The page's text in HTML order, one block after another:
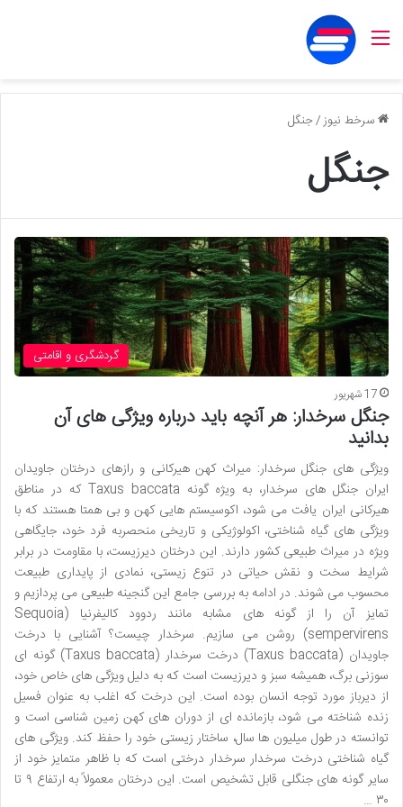
منو
سرخط نیوز/جنگل
جنگل
گردشگری و اقامتی
17 شهریور
جنگل سرخدار: هر آنچه باید درباره ویژگی های آن
بدانید
ویژگی های جنگل سرخدار: میراث کهن هیرکانی و رازهای درختان جاویدان
ایران جنگل های سرخدار، به ویژه گونه Taxus baccata که در مناطق
هیرکانی ایران یافت می شود، اکوسیستم هایی کهن و بی همتا هستند که با
ویژگی های گیاه شناختی، اکولوژیکی و تاریخی منحصربه فرد خود، جایگاهی
ویژه در میراث طبیعی کشور دارند. این درختان دیرزیست، با مقاومت در برابر
شرایط سخت و نقش حیاتی در تنوع زیستی، نمادی از پایداری طبیعت
محسوب می شوند. در ادامه به بررسی جامع این گنجینه طبیعی می پردازیم و
تمایز آن را از گونه های مشابه مانند ردوود کالیفرنیا (Sequoia
sempervirens) روشن می سازیم. سرخدار چیست؟ آشنایی با درخت
جاویدان (Taxus baccata) درخت سرخدار (Taxus baccata) گونه ای
سوزنی برگ، همیشه سبز و دیرزیست است که به دلیل ویژگی های خاص خود،
از دیرباز مورد توجه انسان بوده است. این درخت که اغلب به عنوان فسیل
زنده شناخته می شود، بازمانده ای از دوران های کهن زمین شناسی است و
توانسته در طول میلیون ها سال، ساختار زیستی خود را حفظ کند. ویژگی های
گیاه شناختی درخت سرخدار سرخدار درختی است که با ظاهر متمایز خود از
سایر گونه های جنگلی قابل تشخیص است. این درختان معمولاً به ارتفاع ۹ تا
۳۰ …